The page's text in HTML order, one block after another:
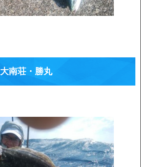
大南荘・勝丸